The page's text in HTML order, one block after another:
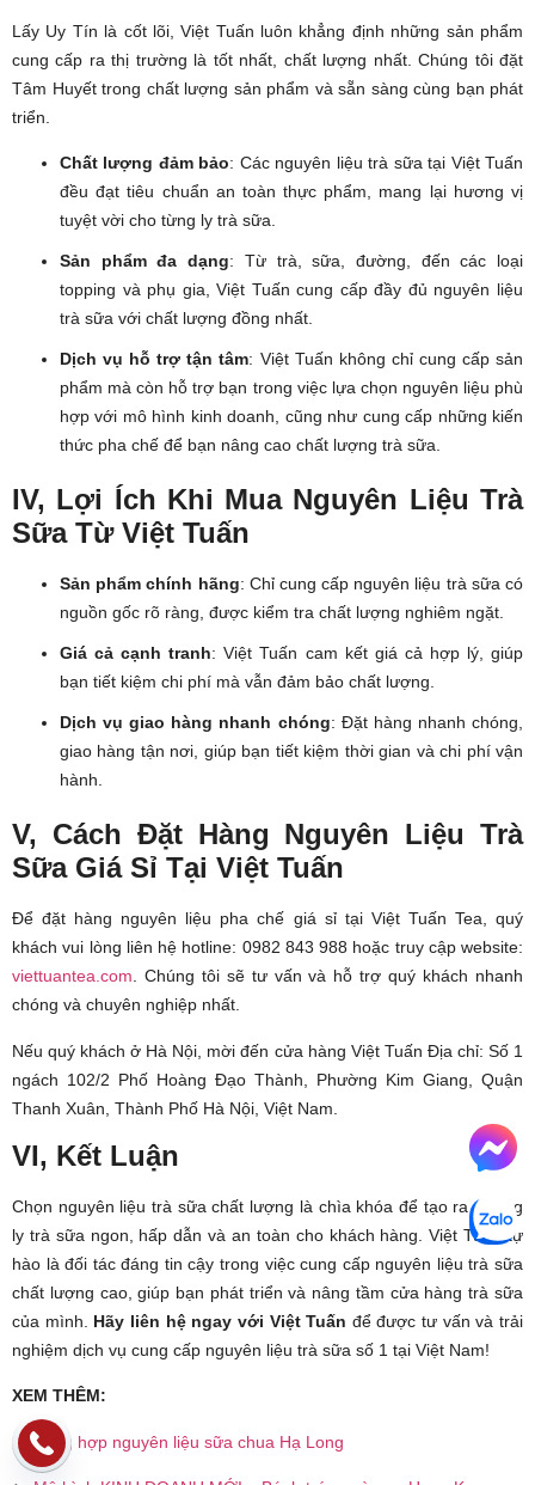
Lấy Uy Tín là cốt lõi, Việt Tuấn luôn khẳng định những sản phẩm
cung cấp ra thị trường là tốt nhất, chất lượng nhất. Chúng tôi đặt
Tâm Huyết trong chất lượng sản phẩm và sẵn sàng cùng bạn phát
triển.
Chất lượng đảm bảo: Các nguyên liệu trà sữa tại Việt Tuấn
đều đạt tiêu chuẩn an toàn thực phẩm, mang lại hương vị
tuyệt vời cho từng ly trà sữa.
Sản phẩm đa dạng: Từ trà, sữa, đường, đến các loại
topping và phụ gia, Việt Tuấn cung cấp đầy đủ nguyên liệu
trà sữa với chất lượng đồng nhất.
Dịch vụ hỗ trợ tận tâm: Việt Tuấn không chỉ cung cấp sản
phẩm mà còn hỗ trợ bạn trong việc lựa chọn nguyên liệu phù
hợp với mô hình kinh doanh, cũng như cung cấp những kiến
thức pha chế để bạn nâng cao chất lượng trà sữa.
IV, Lợi Ích Khi Mua Nguyên Liệu Trà
Sữa Từ Việt Tuấn
Sản phẩm chính hãng: Chỉ cung cấp nguyên liệu trà sữa có
nguồn gốc rõ ràng, được kiểm tra chất lượng nghiêm ngặt.
Giá cả cạnh tranh: Việt Tuấn cam kết giá cả hợp lý, giúp
bạn tiết kiệm chi phí mà vẫn đảm bảo chất lượng.
Dịch vụ giao hàng nhanh chóng: Đặt hàng nhanh chóng,
giao hàng tận nơi, giúp bạn tiết kiệm thời gian và chi phí vận
hành.
V, Cách Đặt Hàng Nguyên Liệu Trà
Sữa Giá Sỉ Tại Việt Tuấn
Để đặt hàng nguyên liệu pha chế giá sỉ tại Việt Tuấn Tea, quý
khách vui lòng liên hệ hotline: 0982 843 988 hoặc truy cập website:
viettuantea.com. Chúng tôi sẽ tư vấn và hỗ trợ quý khách nhanh
chóng và chuyên nghiệp nhất.
Nếu quý khách ở Hà Nội, mời đến cửa hàng Việt Tuấn Địa chỉ: Số 1
ngách 102/2 Phố Hoàng Đạo Thành, Phường Kim Giang, Quận
Thanh Xuân, Thành Phố Hà Nội, Việt Nam.
VI, Kết Luận
Chọn nguyên liệu trà sữa chất lượng là chìa khóa để tạo ra những
ly trà sữa ngon, hấp dẫn và an toàn cho khách hàng. Việt Tuấn tự
hào là đối tác đáng tin cậy trong việc cung cấp nguyên liệu trà sữa
chất lượng cao, giúp bạn phát triển và nâng tầm cửa hàng trà sữa
của mình. Hãy liên hệ ngay với Việt Tuấn để được tư vấn và trải
nghiệm dịch vụ cung cấp nguyên liệu trà sữa số 1 tại Việt Nam!
XEM THÊM:
►Tổng hợp nguyên liệu sữa chua Hạ Long